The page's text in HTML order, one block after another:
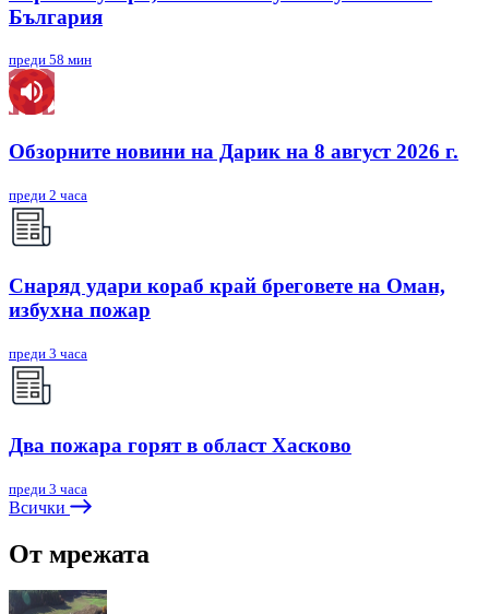
България
преди 58 мин
Обзорните новини на Дарик на 8 август 2026 г.
преди 2 часа
Снаряд удари кораб край бреговете на Оман,
избухна пожар
преди 3 часа
Два пожара горят в област Хасково
преди 3 часа
Всички
От мрежата